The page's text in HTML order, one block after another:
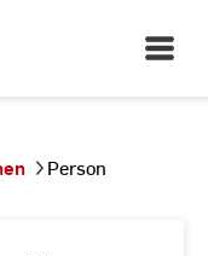
Open
Main
Person